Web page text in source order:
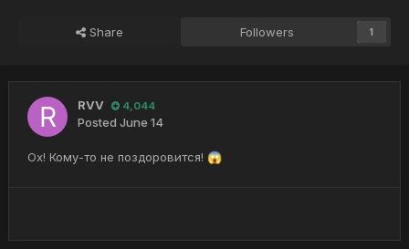
Share Followers 1
RVV 4,044
Posted June 14
Ох! Кому-то не поздоровится! 😱